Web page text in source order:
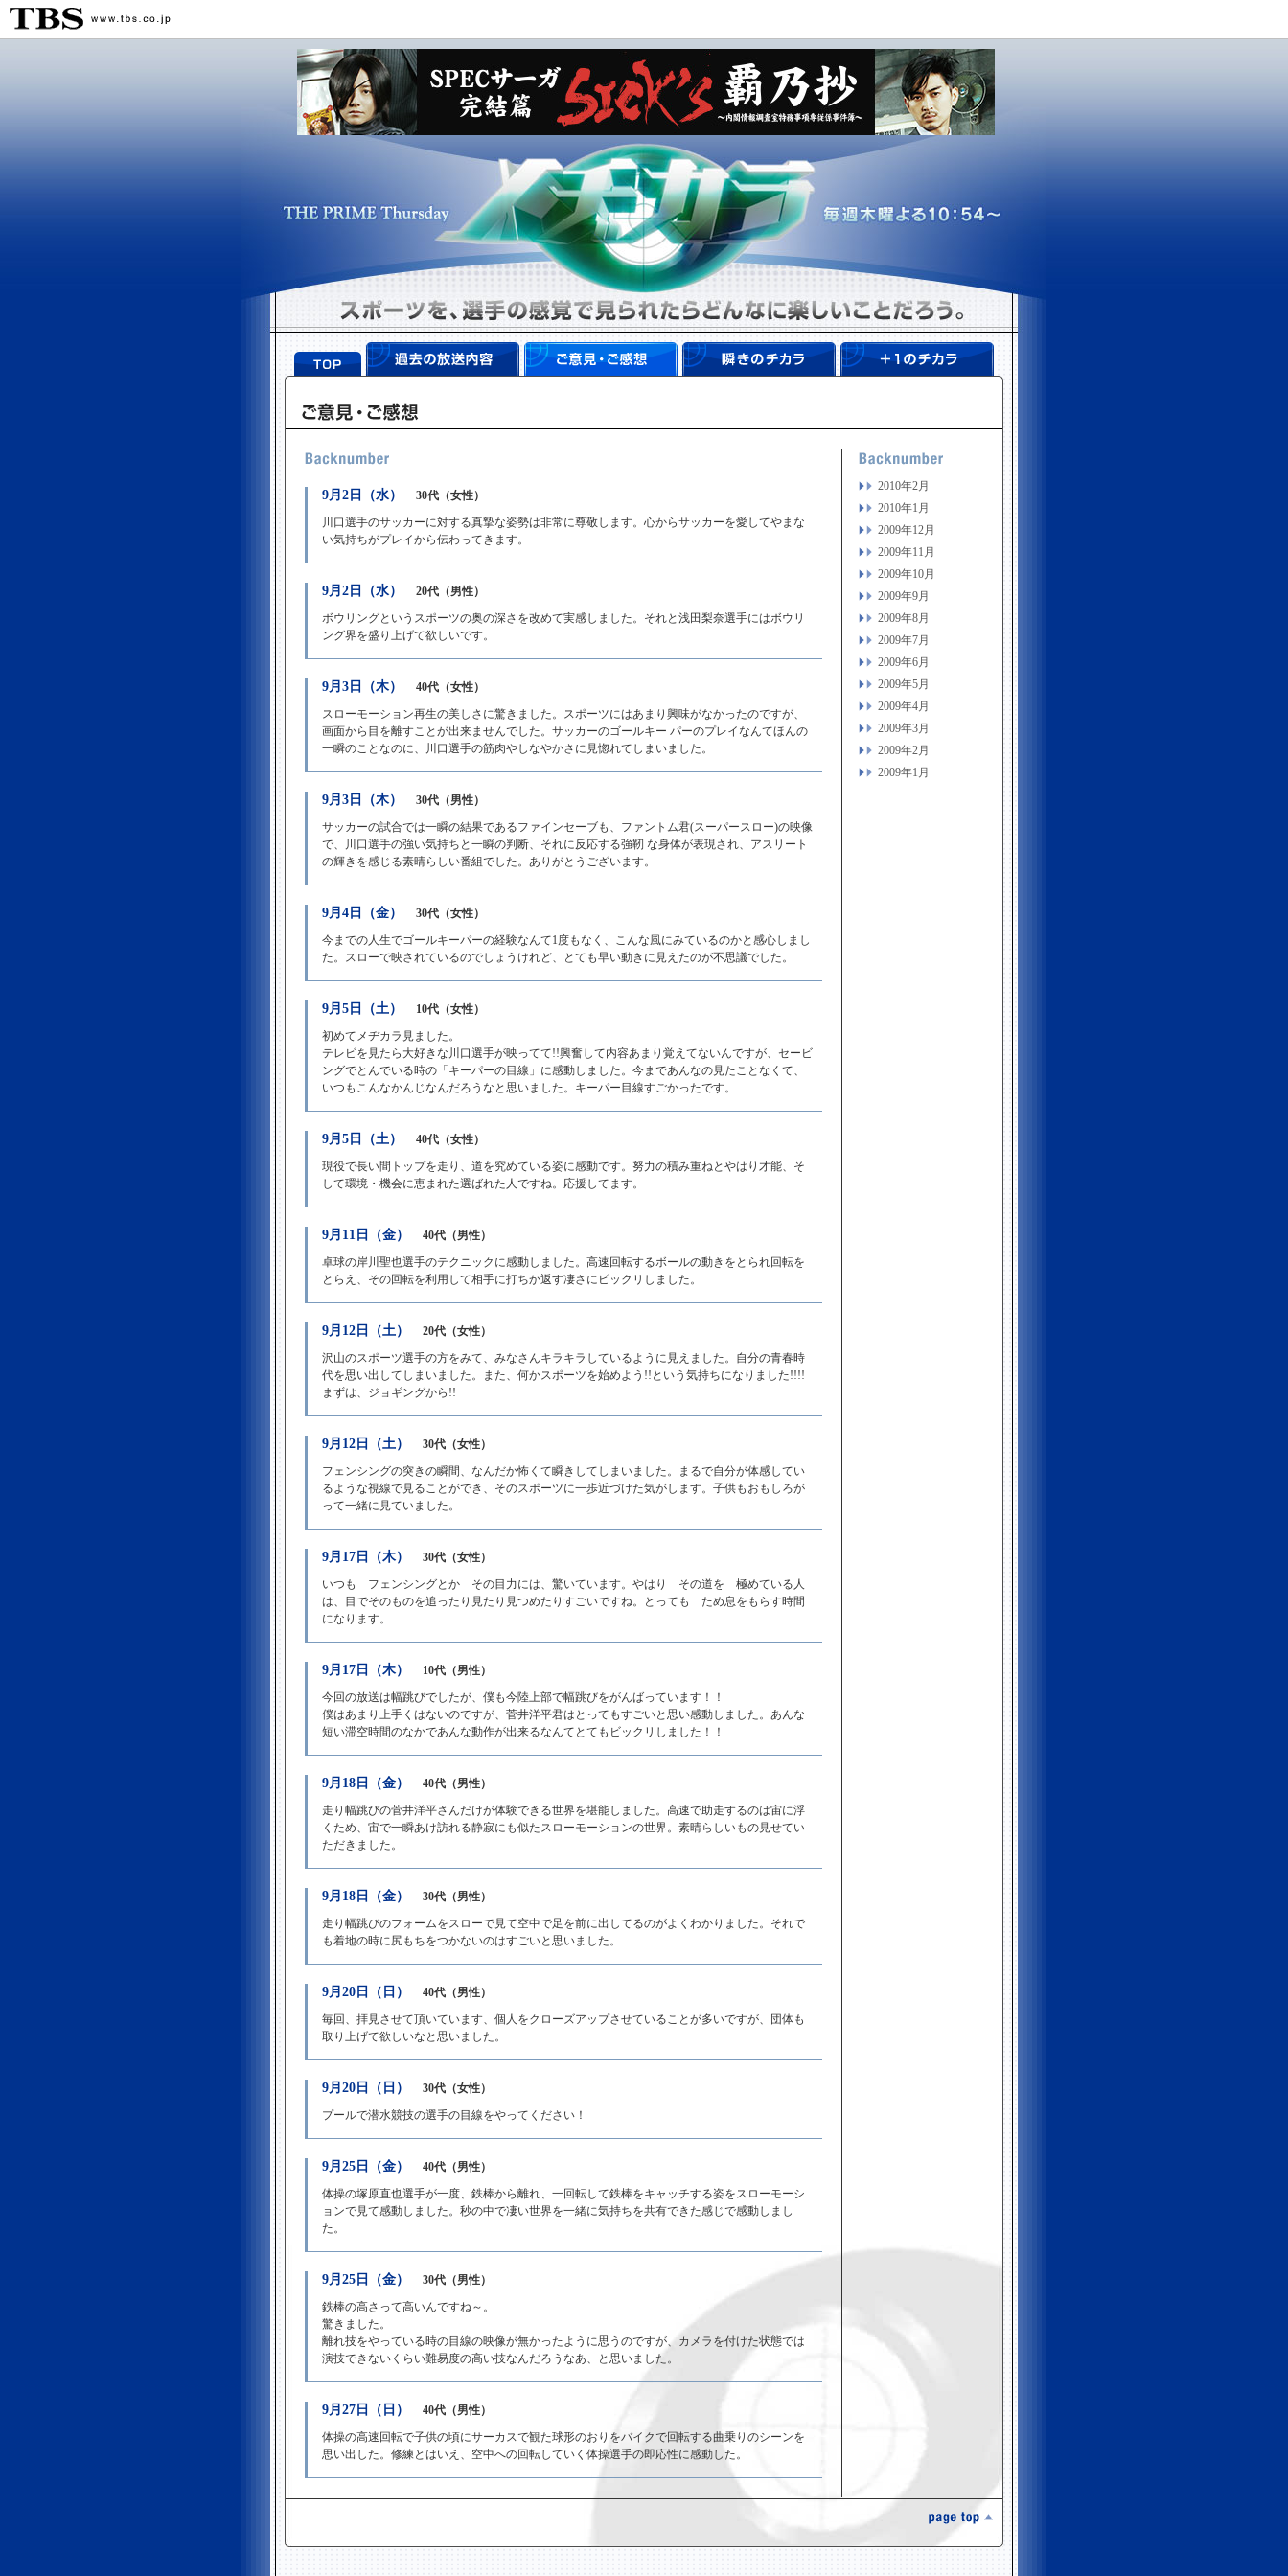
9月2日（水） 30代（女性）
川口選手のサッカーに対する真摯な姿勢は非常に尊敬します。心からサッカーを愛してやまな
い気持ちがプレイから伝わってきます。
9月2日（水） 20代（男性）
ボウリングというスポーツの奥の深さを改めて実感しました。それと浅田梨奈選手にはボウリ
ング界を盛り上げて欲しいです。
9月3日（木） 40代（女性）
スローモーション再生の美しさに驚きました。スポーツにはあまり興味がなかったのですが、
画面から目を離すことが出来ませんでした。サッカーのゴールキー パーのプレイなんてほんの
一瞬のことなのに、川口選手の筋肉やしなやかさに見惚れてしまいました。
9月3日（木） 30代（男性）
サッカーの試合では一瞬の結果であるファインセーブも、ファントム君(スーパースロー)の映像
で、川口選手の強い気持ちと一瞬の判断、それに反応する強靭 な身体が表現され、アスリート
の輝きを感じる素晴らしい番組でした。ありがとうございます。
9月4日（金） 30代（女性）
今までの人生でゴールキーパーの経験なんて1度もなく、こんな風にみているのかと感心しまし
た。スローで映されているのでしょうけれど、とても早い動きに見えたのが不思議でした。
9月5日（土）
10代（女性）
初めてメヂカラ見ました。
テレビを見たら大好きな川口選手が映ってて!!興奮して内容あまり覚えてないんですが、セービ
ングでとんでいる時の「キーパーの目線」に感動しました。今まであんなの見たことなくて、
いつもこんなかんじなんだろうなと思いました。キーパー目線すごかったです。
9月5日（土） 40代（女性）
現役で長い間トップを走り、道を究めている姿に感動です。努力の積み重ねとやはり才能、そ
して環境・機会に恵まれた選ばれた人ですね。応援してます。
9月11日（金） 40代（男性）
卓球の岸川聖也選手のテクニックに感動しました。高速回転するボールの動きをとられ回転を
とらえ、その回転を利用して相手に打ちか返す凄さにビックリしました。
9月12日（土） 20代（女性）
沢山のスポーツ選手の方をみて、みなさんキラキラしているように見えました。自分の青春時
代を思い出してしまいました。また、何かスポーツを始めよう!!という気持ちになりました!!!!
まずは、ジョギングから!!
9月12日（土） 30代（女性）
フェンシングの突きの瞬間、なんだか怖くて瞬きしてしまいました。まるで自分が体感してい
るような視線で見ることができ、そのスポーツに一歩近づけた気がします。子供もおもしろが
って一緒に見ていました。
9月17日（木） 30代（女性）
いつも フェンシングとか その目力には、驚いています。やはり その道を 極めている人
は、目でそのものを追ったり見たり見つめたりすごいですね。とっても ため息をもらす時間
になります。
9月17日（木）
10代（男性）
今回の放送は幅跳びでしたが、僕も今陸上部で幅跳びをがんばっています！！
僕はあまり上手くはないのですが、菅井洋平君はとってもすごいと思い感動しました。あんな
短い滞空時間のなかであんな動作が出来るなんてとてもビックリしました！！
9月18日（金） 40代（男性）
走り幅跳びの菅井洋平さんだけが体験できる世界を堪能しました。高速で助走するのは宙に浮
くため、宙で一瞬あけ訪れる静寂にも似たスローモーションの世界。素晴らしいもの見せてい
ただきました。
9月18日（金） 30代（男性）
走り幅跳びのフォームをスローで見て空中で足を前に出してるのがよくわかりました。それで
も着地の時に尻もちをつかないのはすごいと思いました。
9月20日（日） 40代（男性）
毎回、拝見させて頂いています、個人をクローズアップさせていることが多いですが、団体も
取り上げて欲しいなと思いました。
9月20日（日） 30代（女性）
プールで潜水競技の選手の目線をやってください！
9月25日（金） 40代（男性）
体操の塚原直也選手が一度、鉄棒から離れ、一回転して鉄棒をキャッチする姿をスローモーシ
ョンで見て感動しました。秒の中で凄い世界を一緒に気持ちを共有できた感じで感動しまし
た。
9月25日（金） 30代（男性）
鉄棒の高さって高いんですね～。
驚きました。
離れ技をやっている時の目線の映像が無かったように思うのですが、カメラを付けた状態では
演技できないくらい難易度の高い技なんだろうなあ、と思いました。
9月27日（日） 40代（男性）
体操の高速回転で子供の頃にサーカスで観た球形のおりをバイクで回転する曲乗りのシーンを
思い出した。修練とはいえ、空中への回転していく体操選手の即応性に感動した。
2010年2月
2010年1月
2009年12月
2009年11月
2009年10月
2009年9月
2009年8月
2009年7月
2009年6月
2009年5月
2009年4月
2009年3月
2009年2月
2009年1月